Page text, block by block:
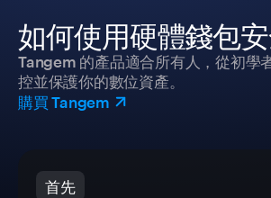
如何使用硬體錢包
Tangem 的產品適合所有人，從初學
控並保護你的數位資產。
購買 Tangem
首先